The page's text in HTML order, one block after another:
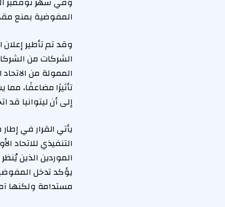
المفوضية بمنع
وقد تم تأطير
الشركات من
الممولة من
تأثيرًا مضاعفًا،
إلى أن ليتوانيا
التنفيذي للاتحاد
الموردين الذين
يؤكد تدخل
مستدامة ولكنها